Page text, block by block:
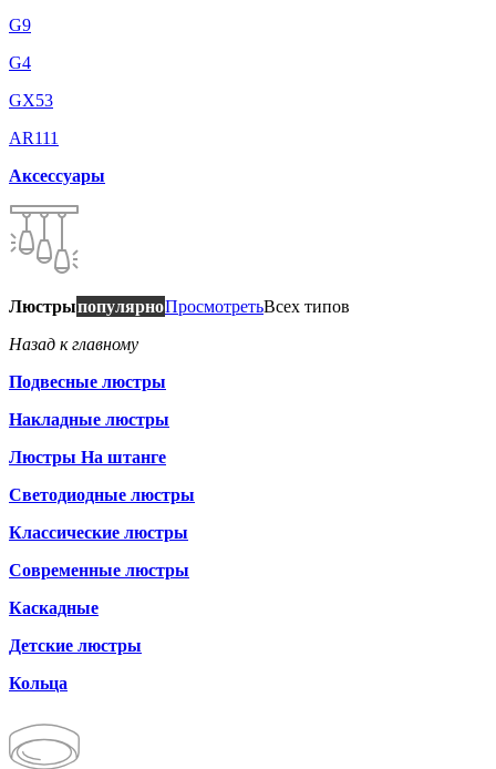
G9
G4
GX53
AR111
Аксессуары
ЛюстрыпопулярноПросмотретьВсех типов
Назад к главному
Подвесные люстры
Накладные люстры
Люстры На штанге
Светодиодные люстры
Классические люстры
Современные люстры
Каскадные
Детские люстры
Кольца